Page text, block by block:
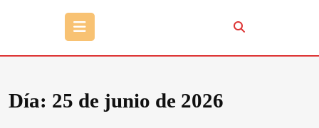
Botón
Día: 25 de junio de 2026